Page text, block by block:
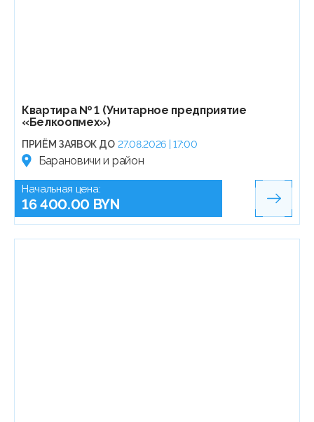
Квартира № 1 (Унитарное предприятие
«Белкоопмех»)
ПРИЁМ ЗАЯВОК ДО 27.08.2026 | 17:00
Барановичи и район
Начальная цена:
16 400.00 BYN